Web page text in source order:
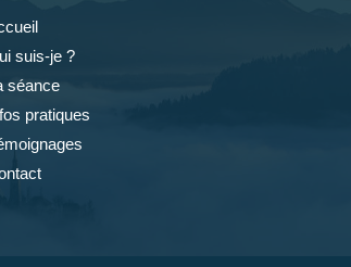
suis-je ?
séance
pratiques
avec les réglementations. Personnalisez vos préférences